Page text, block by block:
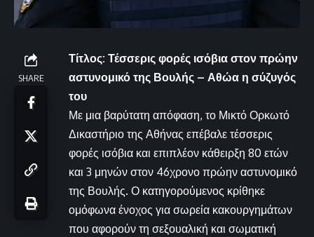
SHARE
Τίτλος: Τέσσερις φορές ισόβια στον πρώην
αστυνομικό της Βουλής – Αθώα η σύζυγός
του
Με μια βαρύτατη απόφαση, το Μικτό Ορκωτό
Δικαστήριο της Αθήνας επέβαλε τέσσερις
φορές ισόβια και επιπλέον κάθειρξη 80 ετών
και 3 μηνών στον 46χρονο πρώην αστυνομικό
της Βουλής. Ο κατηγορούμενος κρίθηκε
ομόφωνα ένοχος για σωρεία κακουργημάτων
που αφορούν τη σεξουαλική και σωματική